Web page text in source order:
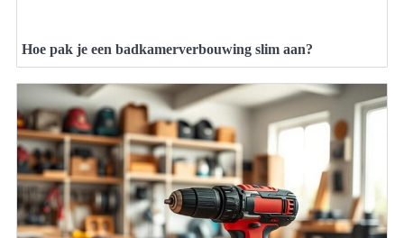
Hoe pak je een badkamerverbouwing slim aan?